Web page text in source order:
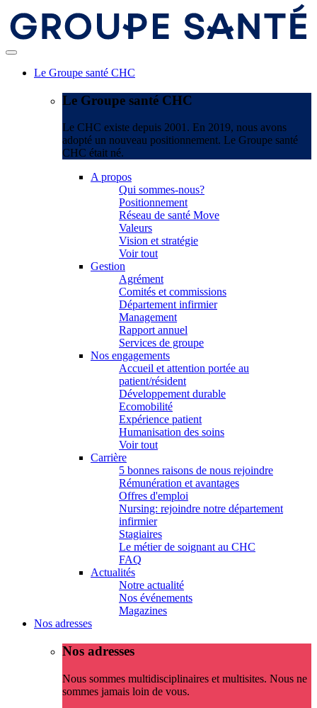
Le Groupe santé CHC
Le Groupe santé CHC
Le CHC existe depuis 2001. En 2019, nous avons
adopté un nouveau positionnement. Le Groupe santé
CHC était né.
A propos
Qui sommes-nous?
Positionnement
Réseau de santé Move
Valeurs
Vision et stratégie
Voir tout
Gestion
Agrément
Comités et commissions
Département infirmier
Management
Rapport annuel
Services de groupe
Nos engagements
Accueil et attention portée au
patient/résident
Développement durable
Ecomobilité
Expérience patient
Humanisation des soins
Voir tout
Carrière
5 bonnes raisons de nous rejoindre
Rémunération et avantages
Offres d'emploi
Nursing: rejoindre notre département
infirmier
Stagiaires
Le métier de soignant au CHC
FAQ
Actualités
Notre actualité
Nos événements
Magazines
Nos adresses
Nos adresses
Nous sommes multidisciplinaires et multisites. Nous ne
sommes jamais loin de vous.